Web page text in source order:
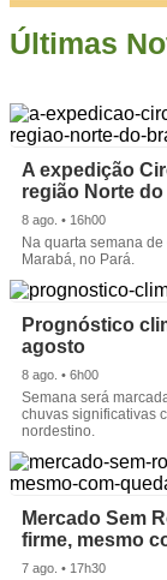
Últimas
A expedição
região Norte do
8 ago. • 16h00
Na quarta semana
Marabá, no Pará.
Prognóstico
agosto
8 ago. • 6h00
Semana será
chuvas significativas
nordestino.
Mercado Sem
firme, mesmo
7 ago. • 17h30